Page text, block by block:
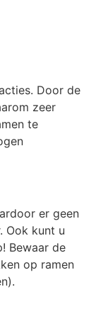
Door de
zeer
te
er geen
Ook kunt u
Bewaar de
op ramen